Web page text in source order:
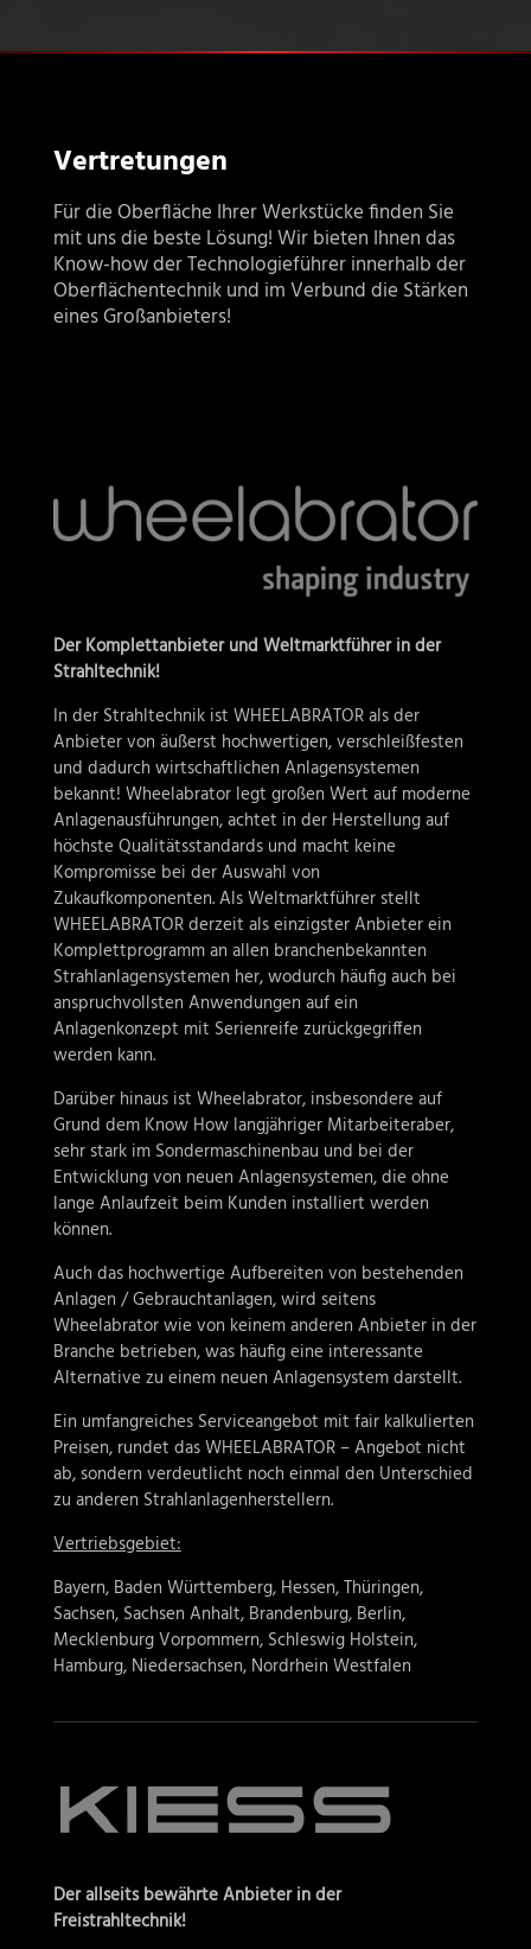
Vertretungen
Für die Oberfläche Ihrer Werkstücke finden Sie
mit uns die beste Lösung! Wir bieten Ihnen das
Know-how der Technologieführer innerhalb der
Oberflächentechnik und im Verbund die Stärken
eines Großanbieters!
Der Komplettanbieter und Weltmarktführer in der
Strahltechnik!
In der Strahltechnik ist WHEELABRATOR als der
Anbieter von äußerst hochwertigen, verschleißfesten
und dadurch wirtschaftlichen Anlagensystemen
bekannt! Wheelabrator legt großen Wert auf moderne
Anlagenausführungen, achtet in der Herstellung auf
höchste Qualitätsstandards und macht keine
Kompromisse bei der Auswahl von
Zukaufkomponenten. Als Weltmarktführer stellt
WHEELABRATOR derzeit als einzigster Anbieter ein
Komplettprogramm an allen branchenbekannten
Strahlanlagensystemen her, wodurch häufig auch bei
anspruchvollsten Anwendungen auf ein
Anlagenkonzept mit Serienreife zurückgegriffen
werden kann.
Darüber hinaus ist Wheelabrator, insbesondere auf
Grund dem Know How langjähriger Mitarbeiteraber,
sehr stark im Sondermaschinenbau und bei der
Entwicklung von neuen Anlagensystemen, die ohne
lange Anlaufzeit beim Kunden installiert werden
können.
Auch das hochwertige Aufbereiten von bestehenden
Anlagen / Gebrauchtanlagen, wird seitens
Wheelabrator wie von keinem anderen Anbieter in der
Branche betrieben, was häufig eine interessante
Alternative zu einem neuen Anlagensystem darstellt.
Ein umfangreiches Serviceangebot mit fair kalkulierten
Preisen, rundet das WHEELABRATOR – Angebot nicht
ab, sondern verdeutlicht noch einmal den Unterschied
zu anderen Strahlanlagenherstellern.
Vertriebsgebiet:
Bayern, Baden Württemberg, Hessen, Thüringen,
Sachsen, Sachsen Anhalt, Brandenburg, Berlin,
Mecklenburg Vorpommern, Schleswig Holstein,
Hamburg, Niedersachsen, Nordrhein Westfalen
Der allseits bewährte Anbieter in der
Freistrahltechnik!